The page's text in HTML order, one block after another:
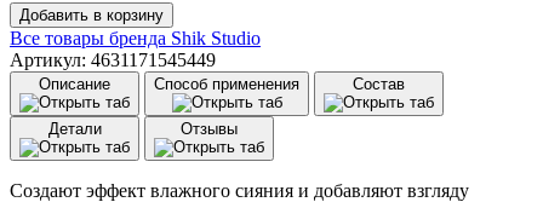
Количество
товара
Тени-
спарклы
для
век
Shik
Single
Eyeshadow
Добавить в корзину
Все товары бренда Shik Studio
Артикул: 4631171545449
Описание Способ применения Состав
Детали Отзывы
Создают эффект влажного сияния и добавляют взгляду